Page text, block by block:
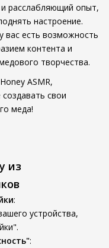
расслабляющий опыт,
настроение.
вас есть возможность
контента и
творчества.
ASMR,
свои
меда!
из
:
устройства,
: